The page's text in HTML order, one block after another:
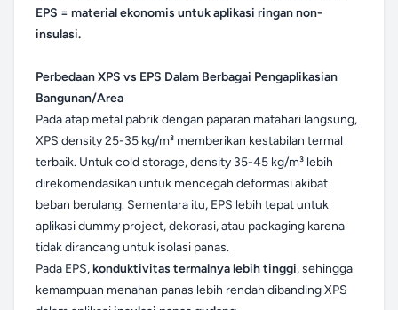
EPS = material ekonomis untuk aplikasi ringan non-
insulasi.
Perbedaan XPS vs EPS Dalam Berbagai Pengaplikasian
Bangunan/Area
Pada atap metal pabrik dengan paparan matahari langsung,
XPS density 25-35 kg/m³ memberikan kestabilan termal
terbaik. Untuk cold storage, density 35-45 kg/m³ lebih
direkomendasikan untuk mencegah deformasi akibat
beban berulang. Sementara itu, EPS lebih tepat untuk
aplikasi dummy project, dekorasi, atau packaging karena
tidak dirancang untuk isolasi panas.
Pada EPS,konduktivitas termalnya lebih tinggi, sehingga
kemampuan menahan panas lebih rendah dibanding XPS